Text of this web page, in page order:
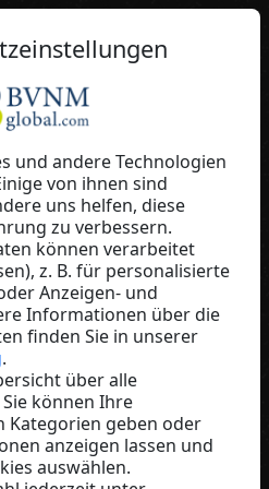
DE
Business
und andere Technologien
von ihnen sind
uns helfen, diese
zu verbessern.
können verarbeitet
z. B. für personalisierte
Anzeigen- und
Informationen über die
finden Sie in unserer
.
über alle
können Ihre
Kategorien geben oder
anzeigen lassen und
auswählen.